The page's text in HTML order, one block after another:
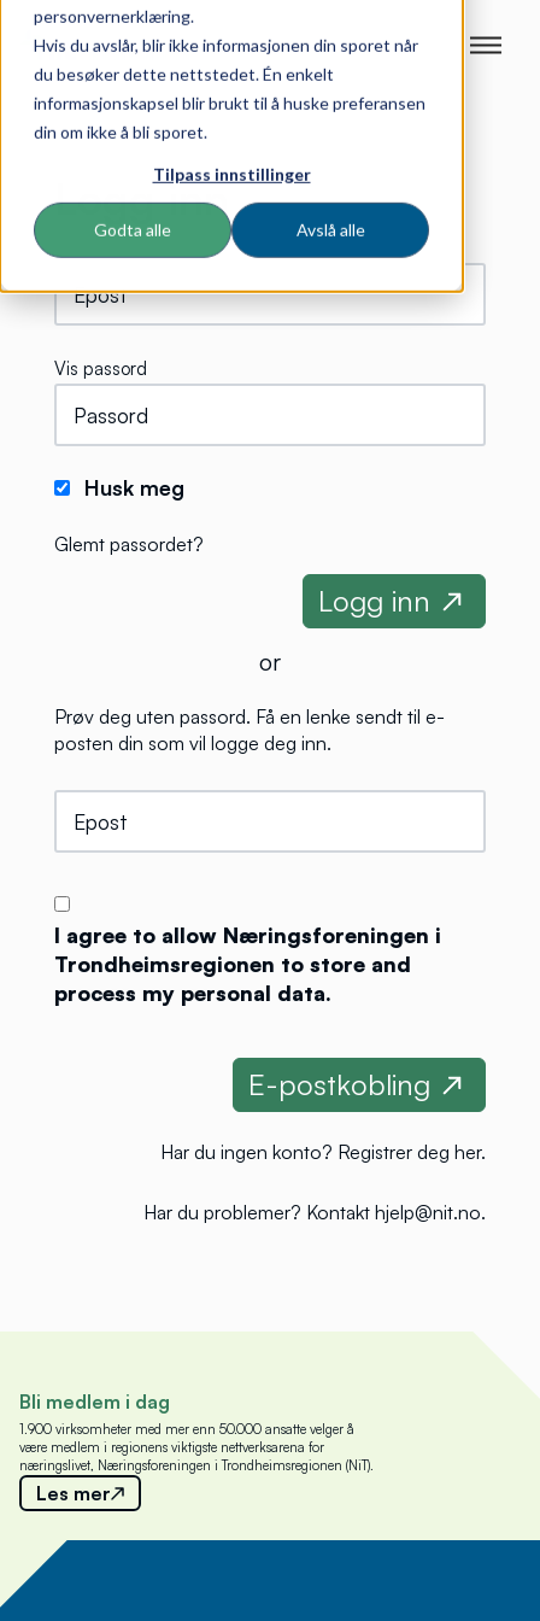
personvernerklæring.
Hvis du avslår, blir ikke informasjonen din sporet når
du besøker dette nettstedet. Én enkelt
informasjonskapsel blir brukt til å huske preferansen
din om ikke å bli sporet.
Tilpass innstillinger
Godta alle Avslå alle
Logg inn
Vis passord
Husk meg
Glemt passordet?
or
Prøv deg uten passord. Få en lenke sendt til e-
posten din som vil logge deg inn.
I agree to allow Næringsforeningen i
Trondheimsregionen to store and
process my personal data.
Har du ingen konto? Registrer deg her.
Har du problemer? Kontakt hjelp@nit.no.
Bli medlem i dag
1.900 virksomheter med mer enn 50.000 ansatte velger å
være medlem i regionens viktigste nettverksarena for
næringslivet, Næringsforeningen i Trondheimsregionen (NiT).
Les mer